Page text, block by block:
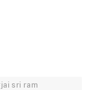
sri ram